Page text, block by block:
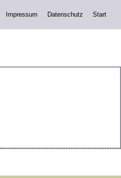
Impressum Datenschutz Start